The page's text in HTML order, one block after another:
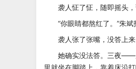
袭人怔了怔，随即摇头，
“你眼睛都熬红了。”朱斌
袭人张了张嘴，没答上来
她确实没法答。三夜——从
里就坐在脚踏上，靠着床沿